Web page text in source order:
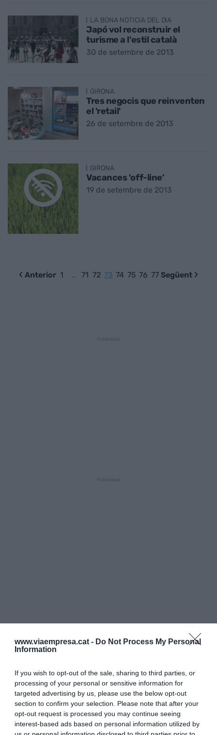
www.viaempresa.cat - Do Not Process My Personal
Information
If you wish to opt-out of the sale, sharing to third parties, or
processing of your personal or sensitive information for
targeted advertising by us, please use the below opt-out
section to confirm your selection. Please note that after your
opt-out request is processed you may continue seeing
interest-based ads based on personal information utilized by
LA BONA NOTICIA DEL DIA
Japó vol reconstruir el
turisme a l'estil català
30 de setembre de 2013
GIRONA
Tres negocis que reinventen
el 'retail'
26 de setembre de 2013
GIRONA
Vacances 'off-line'
19 de setembre de 2013
Anterior 1 … 71 72 73 74 75 76 77 Següent